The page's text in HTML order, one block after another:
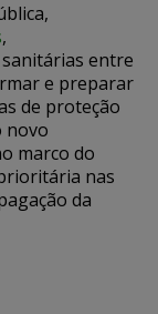
,
entre
e preparar
de proteção
novo
marco do
nas
da